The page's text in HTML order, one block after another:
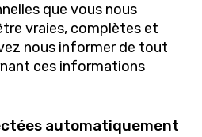
que vous nous
vraies, complètes et
nous informer de tout
ces informations
automatiquement